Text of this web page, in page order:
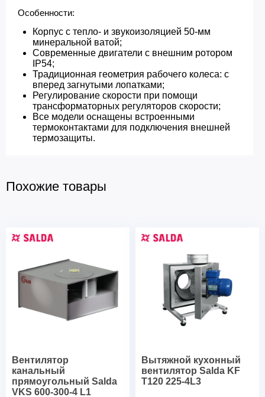
Особенности:​
Корпус с тепло- и звукоизоляцией 50-мм
минеральной ватой;
Современные двигатели с внешним ротором
IP54;
Традиционная геометрия рабочего колеса: с
вперед загнутыми лопатками;
Регулирование скорости при помощи
трансформаторных регуляторов скорости;
Все модели оснащены встроенными
термоконтактами для подключения внешней
термозащиты.
Похожие товары
Вентилятор
канальный
прямоугольный Salda
VKS 600-300-4 L1
Вытяжной кухонный
вентилятор Salda KF
T120 225-4L3